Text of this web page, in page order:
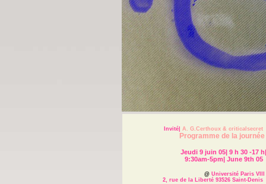
Invité| A. G.Certhoux & criticalsecret
Programme de la journée
Jeudi 9 juin 05| 9 h 30 -17
9:30am-5pm| June 9th 05
@ Université Paris VIII
2, rue de la Liberté 93526 Saint-Denis